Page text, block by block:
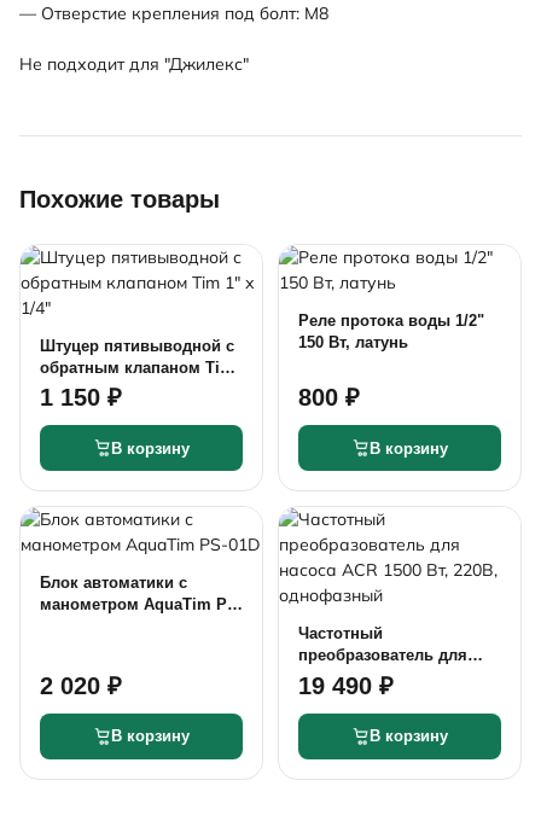
— Отверстие крепления под болт: М8
Не подходит для "Джилекс"
Похожие товары
Штуцер пятивыводной с
обратным клапаном Tim
1" х 1/4"
1 150 ₽
В корзину
Реле протока воды 1/2"
150 Вт, латунь
800 ₽
В корзину
Блок автоматики с
манометром AquaTim PS-
2 020 ₽
В корзину
Частотный
преобразователь для
насоса ACR 1500 Вт, 220В,
однофазный
19 490 ₽
В корзину